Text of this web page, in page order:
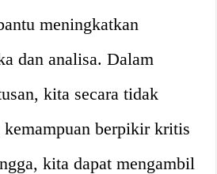
meningkatkan
dan analisa. Dalam
kita secara tidak
berpikir kritis
kita dapat mengambil